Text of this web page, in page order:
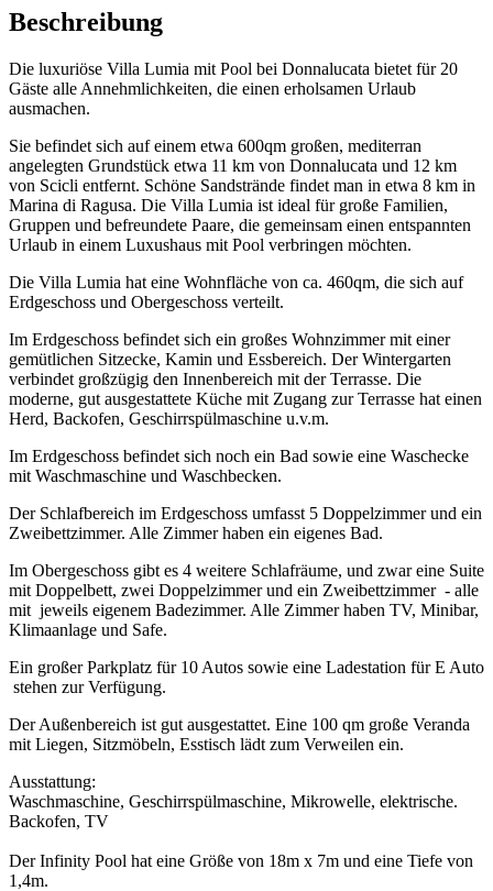
Beschreibung
Die luxuriöse Villa Lumia mit Pool bei Donnalucata bietet für 20
Gäste alle Annehmlichkeiten, die einen erholsamen Urlaub
ausmachen.
Sie befindet sich auf einem etwa 600qm großen, mediterran
angelegten Grundstück etwa 11 km von Donnalucata und 12 km
von Scicli entfernt. Schöne Sandstrände findet man in etwa 8 km in
Marina di Ragusa. Die Villa Lumia ist ideal für große Familien,
Gruppen und befreundete Paare, die gemeinsam einen entspannten
Urlaub in einem Luxushaus mit Pool verbringen möchten.
Die Villa Lumia hat eine Wohnfläche von ca. 460qm, die sich auf
Erdgeschoss und Obergeschoss verteilt.
Im Erdgeschoss befindet sich ein großes Wohnzimmer mit einer
gemütlichen Sitzecke, Kamin und Essbereich. Der Wintergarten
verbindet großzügig den Innenbereich mit der Terrasse. Die
moderne, gut ausgestattete Küche mit Zugang zur Terrasse hat einen
Herd, Backofen, Geschirrspülmaschine u.v.m.
Im Erdgeschoss befindet sich noch ein Bad sowie eine Waschecke
mit Waschmaschine und Waschbecken.
Der Schlafbereich im Erdgeschoss umfasst 5 Doppelzimmer und ein
Zweibettzimmer. Alle Zimmer haben ein eigenes Bad.
Im Obergeschoss gibt es 4 weitere Schlafräume, und zwar eine Suite
mit Doppelbett, zwei Doppelzimmer und ein Zweibettzimmer - alle
mit jeweils eigenem Badezimmer. Alle Zimmer haben TV, Minibar,
Klimaanlage und Safe.
Ein großer Parkplatz für 10 Autos sowie eine Ladestation für E Auto
stehen zur Verfügung.
Der Außenbereich ist gut ausgestattet. Eine 100 qm große Veranda
mit Liegen, Sitzmöbeln, Esstisch lädt zum Verweilen ein.
Ausstattung:
Waschmaschine, Geschirrspülmaschine, Mikrowelle, elektrische.
Backofen, TV
Der Infinity Pool hat eine Größe von 18m x 7m und eine Tiefe von
1,4m.